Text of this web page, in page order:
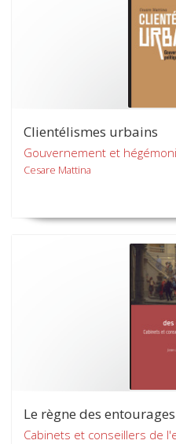
Clientélismes urbains
Gouvernement et
Cesare Mattina
Le règne des entourages
Cabinets et conseillers de